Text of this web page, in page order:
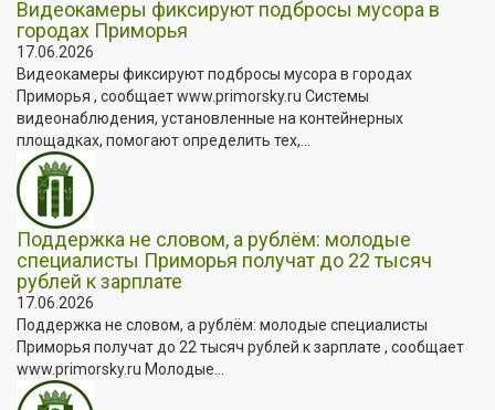
Видеокамеры фиксируют подбросы мусора в
городах Приморья
17.06.2026
Видеокамеры фиксируют подбросы мусора в городах
Приморья , сообщает www.primorsky.ru Системы
видеонаблюдения, установленные на контейнерных
площадках, помогают определить тех,...
Поддержка не словом, а рублём: молодые
специалисты Приморья получат до 22 тысяч
рублей к зарплате
17.06.2026
Поддержка не словом, а рублём: молодые специалисты
Приморья получат до 22 тысяч рублей к зарплате , сообщает
www.primorsky.ru Молодые...